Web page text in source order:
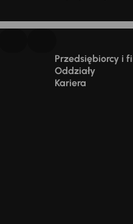
Przedsiębiorcy i
Oddziały
Kariera